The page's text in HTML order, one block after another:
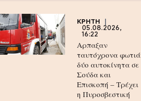
ΚΡΗΤΗ
05.08.2026,
16:22
Αρπαξαν
ταυτόχρονα φωτιά
δύο αυτοκίνητα σε
Σούδα και
Επισκοπή – Τρέχει
η Πυροσβεστική